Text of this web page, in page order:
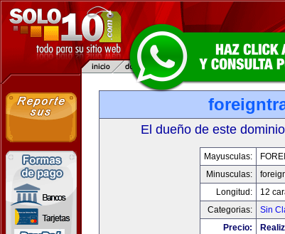
El dueño de este
Mayusculas:
Minusculas:
Longitud:
12
Categorias:
Sin
Precio: